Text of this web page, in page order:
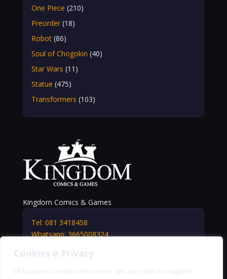
One Piece (210)
Preorder (18)
Robot (86)
Soul of Chogokin (40)
Star Wars (11)
Statue (475)
Transformers (103)
Kingdom Comics & Games
Tel: 081 3418458
Whatsapp: 3665008324